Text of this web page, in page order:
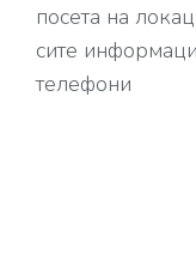
посета на
сите
телефони